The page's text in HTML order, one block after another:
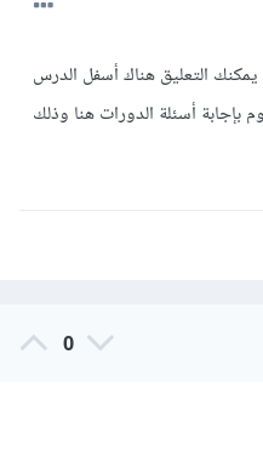
التعليق هناك أسفل الدرس
بإجابة أسئلة الدورات هنا وذلك
0